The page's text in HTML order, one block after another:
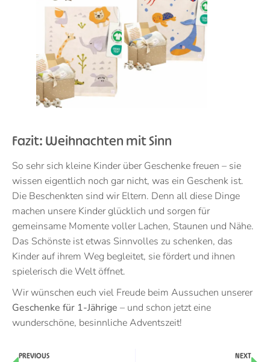
Fazit: Weihnachten mit Sinn
So sehr sich kleine Kinder über Geschenke freuen – sie
wissen eigentlich noch gar nicht, was ein Geschenk ist.
Die Beschenkten sind wir Eltern. Denn all diese Dinge
machen unsere Kinder glücklich und sorgen für
gemeinsame Momente voller Lachen, Staunen und Nähe.
Das Schönste ist etwas Sinnvolles zu schenken, das
Kinder auf ihrem Weg begleitet, sie fördert und ihnen
spielerisch die Welt öffnet.
Wir wünschen euch viel Freude beim Aussuchen unserer
Geschenke für 1-Jährige – und schon jetzt eine
wunderschöne, besinnliche Adventszeit!
PREVIOUS NEXT